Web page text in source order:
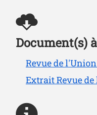
Document(s)
Revue de
Extrait Revue